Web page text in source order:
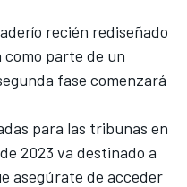
recién rediseñado
como parte de un
fase comenzará
para las tribunas en
2023 va destinado a
asegúrate de acceder